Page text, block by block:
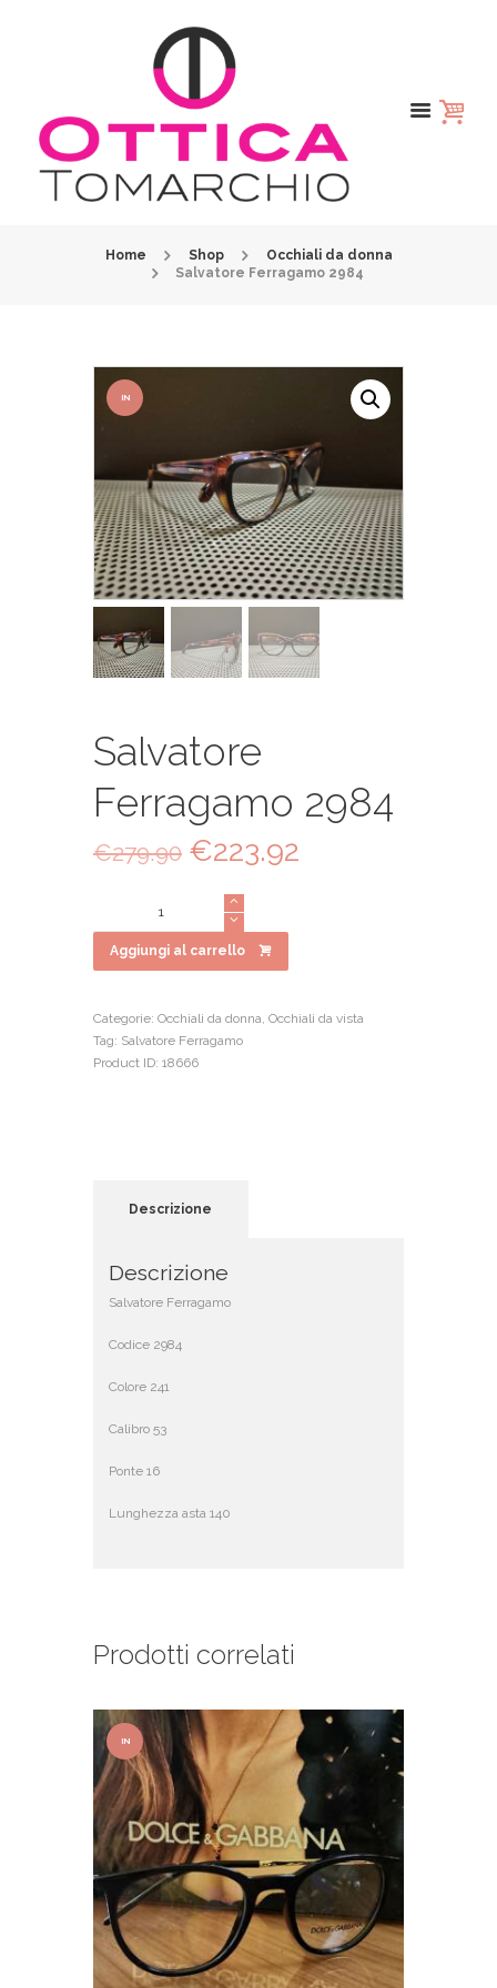
Home Shop
Occhiali da donna
Salvatore Ferragamo 2984
IN
Salvatore
Ferragamo 2984
€279.90 Il
prezzo
originale
era:
€279.90.
€223.92
2984
quantità
Aggiungi al carrello
Categorie: Occhiali da donna Occhiali da vista
Tag: Salvatore Ferragamo
Product ID: 18666
Descrizione
Descrizione
Salvatore Ferragamo
Codice 2984
Colore 241
Calibro 53
Ponte 16
Lunghezza asta 140
Prodotti correlati
IN
OFFER
TA!